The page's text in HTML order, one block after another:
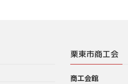
栗東市商工会
商工会館